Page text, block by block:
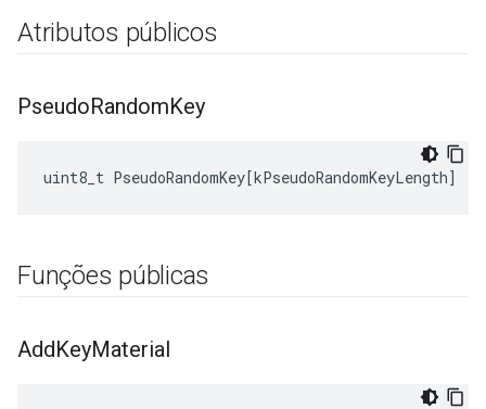
Atributos públicos
PseudoRandomKey
uint8_t PseudoRandomKey[kPseudoRandomKeyLength]
Funções públicas
AddKeyMaterial